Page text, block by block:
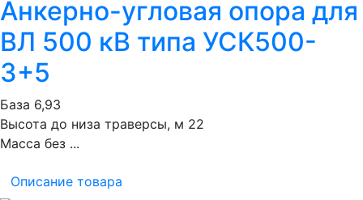
Анкерно-угловая опора для
ВЛ 500 кВ типа УСК500-
3+5
База 6,93
Высота до низа траверсы, м 22
Масса без ...
Описание товара